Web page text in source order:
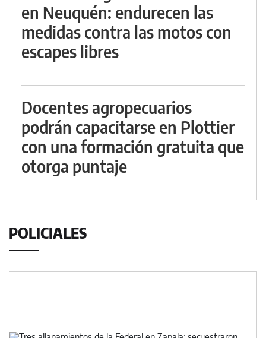
en Neuquén: endurecen las
medidas contra las motos con
escapes libres
Docentes agropecuarios
podrán capacitarse en Plottier
con una formación gratuita que
otorga puntaje
POLICIALES